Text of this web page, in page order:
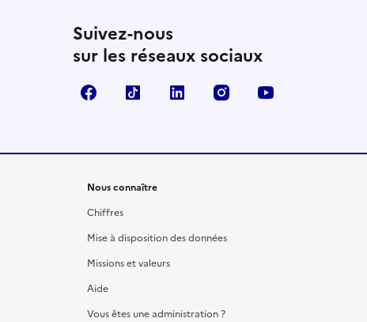
Suivez-nous
sur les réseaux sociaux
FacebookTikTok LinkedIn Instagram
Nous connaître
Chiffres
Mise à disposition des données
Missions et valeurs
Aide
Vous êtes une administration ?